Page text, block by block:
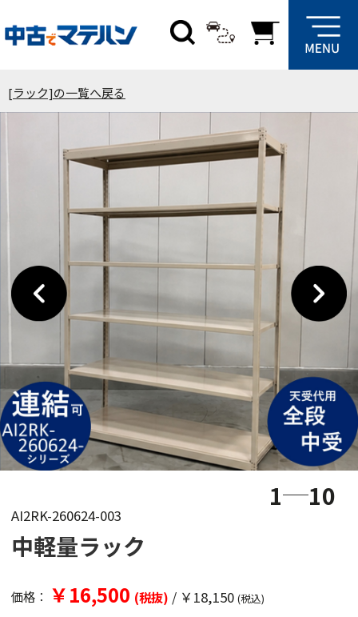
[ラック]の一覧へ戻る
1 10
AI2RK-260624-003
中軽量ラック
価格： ￥16,500 (税抜) / ￥18,150 (税込)